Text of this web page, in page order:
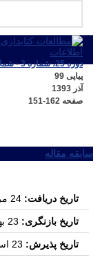
دوره 25، شماره 3 - شماره پیاپی 3
پیاپی 99
آذر 1393
صفحه 151-162
سابقه مقاله
تاریخ دریافت:
تاریخ بازنگری:
تاریخ پذیرش: